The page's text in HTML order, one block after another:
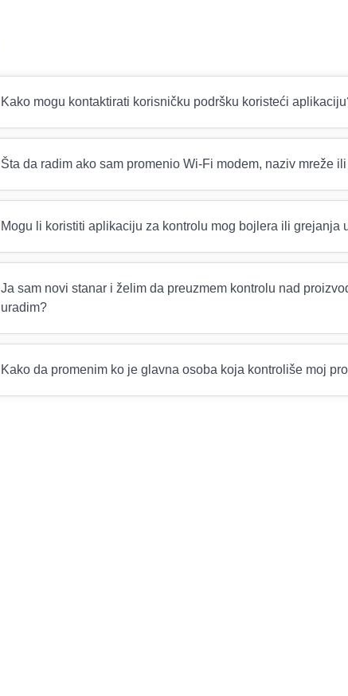
Kako mogu kontaktirati korisničku podršku koristeći
Šta da radim ako sam promenio Wi-Fi modem, naziv mreže
Mogu li koristiti aplikaciju za kontrolu mog bojlera ili grejanja
Ja sam novi stanar i želim da preuzmem kontrolu nad
uradim?
Kako da promenim ko je glavna osoba koja kontroliše moj